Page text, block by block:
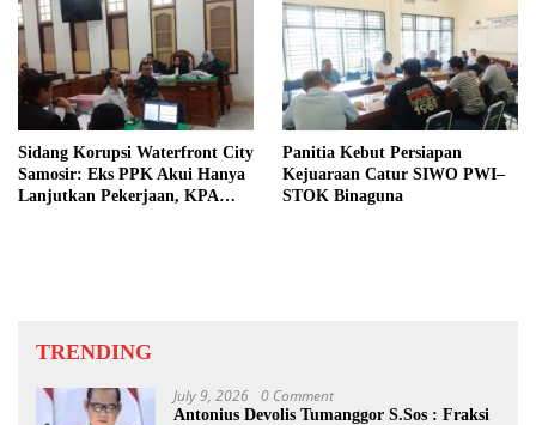
Sidang Korupsi Waterfront City
Samosir: Eks PPK Akui Hanya
Lanjutkan Pekerjaan, KPA
Panitia Kebut Persiapan
Kejuaraan Catur SIWO PWI–
STOK Binaguna
TRENDING
July 9, 2026 0 Comment
Antonius Devolis Tumanggor S.Sos : Fraksi